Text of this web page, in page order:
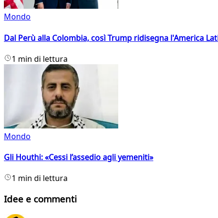
Mondo
Dal Perù alla Colombia, così Trump ridisegna l'America
1 min di lettura
Mondo
Gli Houthi: «Cessi l’assedio agli yemeniti»
1 min di lettura
Idee e commenti